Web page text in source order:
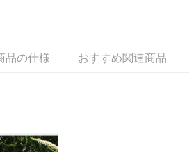
よって提供され、台湾大哥大のユーザーは追
、支払いを確認すると取引が完了します。
よび費用については、後続の取引確認ページ
不要です。商品を確かめてから、SMSまた
コンビニ、またはATM/オンラインバンキン
品の仕様 おすすめ関連商品